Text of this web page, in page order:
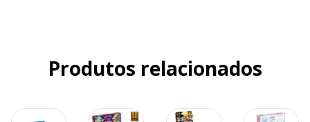
Produtos relacionados